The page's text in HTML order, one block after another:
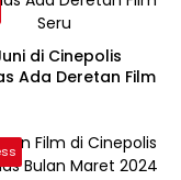
di Cinepolis
Ada Deretan Film